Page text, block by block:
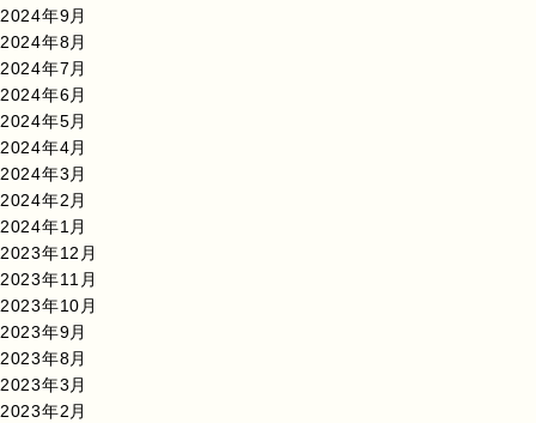
2024年9月
2024年8月
2024年7月
2024年6月
2024年5月
2024年4月
2024年3月
2024年2月
2024年1月
2023年12月
2023年11月
2023年10月
2023年9月
2023年8月
2023年3月
2023年2月